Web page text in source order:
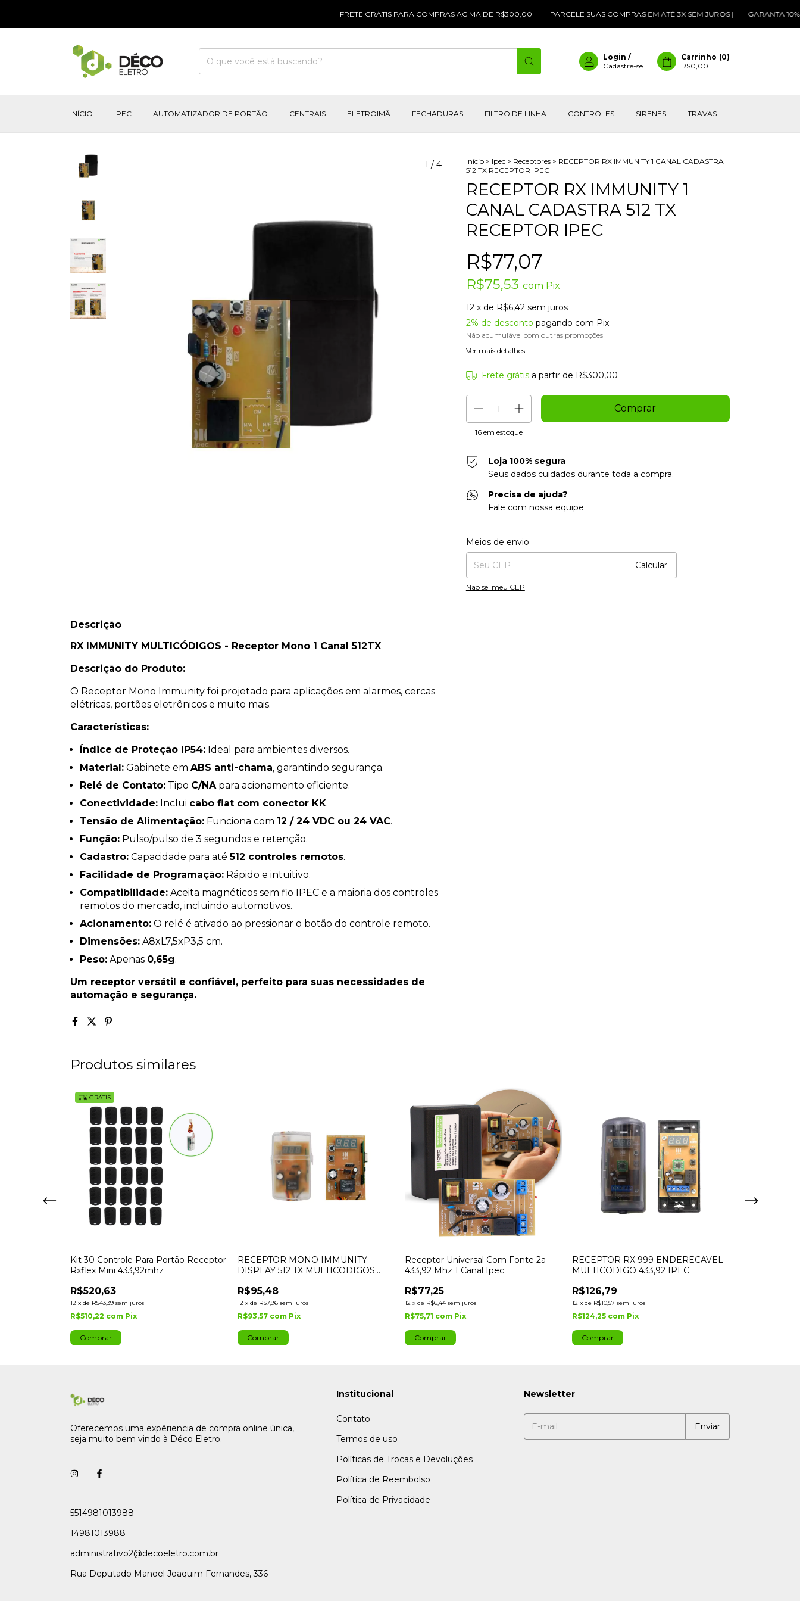
FRETE GRÁTIS PARA COMPRAS ACIMA DE R$300,00 | PARCELE SUAS COMPRAS EM ATÉ 3X SEM JUROS | GARANTA 10% DE
Login /
Cadastre-se
Carrinho (0)
R$0,00
INÍCIO IPEC AUTOMATIZADOR DE PORTÃO CENTRAIS ELETROIMÃ FECHADURAS FILTRO DE LINHA CONTROLES SIRENES TRAVAS
1 / 4 Início > Ipec > Receptores > RECEPTOR RX IMMUNITY 1 CANAL CADASTRA
512 TX RECEPTOR IPEC
RECEPTOR RX IMMUNITY 1
CANAL CADASTRA 512 TX
RECEPTOR IPEC
R$77,07
R$75,53 com Pix
12 x de R$6,42 sem juros
2% de desconto pagando com Pix
Não acumulável com outras promoções
Ver mais detalhes
Frete grátis a partir de R$300,00
16em estoque
Loja 100% segura
Seus dados cuidados durante toda a compra.
Precisa de ajuda?
Fale com nossa equipe.
Entregas para o CEP:
Meios de envio
Calcular
Não sei meu CEP
Descrição
RX IMMUNITY MULTICÓDIGOS - Receptor Mono 1 Canal 512TX
Descrição do Produto:
O Receptor Mono Immunity foi projetado para aplicações em alarmes, cercas
elétricas, portões eletrônicos e muito mais.
Características:
Índice de Proteção IP54: Ideal para ambientes diversos.
Material: Gabinete em ABS anti-chama, garantindo segurança.
Relé de Contato: Tipo C/NApara acionamento eficiente.
Conectividade: Inclui cabo flat com conector KK.
Tensão de Alimentação: Funciona com 12 / 24 VDC ou 24 VAC.
Função: Pulso/pulso de 3 segundos e retenção.
Cadastro: Capacidade para até512 controles remotos.
Facilidade de Programação: Rápido e intuitivo.
Compatibilidade: Aceita magnéticos sem fio IPEC e a maioria dos controles
remotos do mercado, incluindo automotivos.
Acionamento: O relé é ativado ao pressionar o botão do controle remoto.
Dimensões: A8xL7,5xP3,5 cm.
Peso: Apenas 0,65g.
Um receptor versátil e confiável, perfeito para suas necessidades de
automação e segurança.
Produtos similares
GRÁTIS
Kit 30 Controle Para Portão Receptor
Rxflex Mini 433,92mhz
R$520,63
12 x de R$43,39 sem juros
R$510,22 com Pix
RECEPTOR MONO IMMUNITY
DISPLAY 512 TX MULTICODIGOS
R$95,48
12 x de R$7,96 sem juros
R$93,57 com Pix
Receptor Universal Com Fonte 2a
433,92 Mhz 1 Canal Ipec
R$77,25
12 x de R$6,44 sem juros
R$75,71 com Pix
RECEPTOR RX 999 ENDERECAVEL
MULTICODIGO 433,92 IPEC
R$126,79
12 x de R$10,57 sem juros
R$124,25 com Pix
Oferecemos uma expêriencia de compra online única,
seja muito bem vindo à Déco Eletro.
5514981013988
14981013988
administrativo2@decoeletro.com.br
Rua Deputado Manoel Joaquim Fernandes, 336
Institucional
Contato
Termos de uso
Políticas de Trocas e Devoluções
Política de Reembolso
Política de Privacidade
Newsletter